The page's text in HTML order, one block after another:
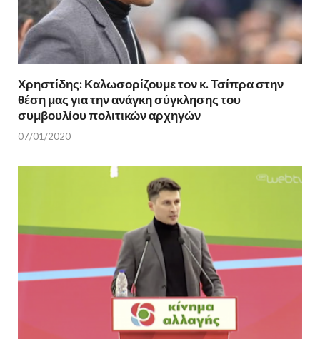
Χρηστίδης: Καλωσορίζουμε τον κ. Τσίπρα στην
θέση μας για την ανάγκη σύγκλησης του
συμβουλίου πολιτικών αρχηγών
07/01/2020